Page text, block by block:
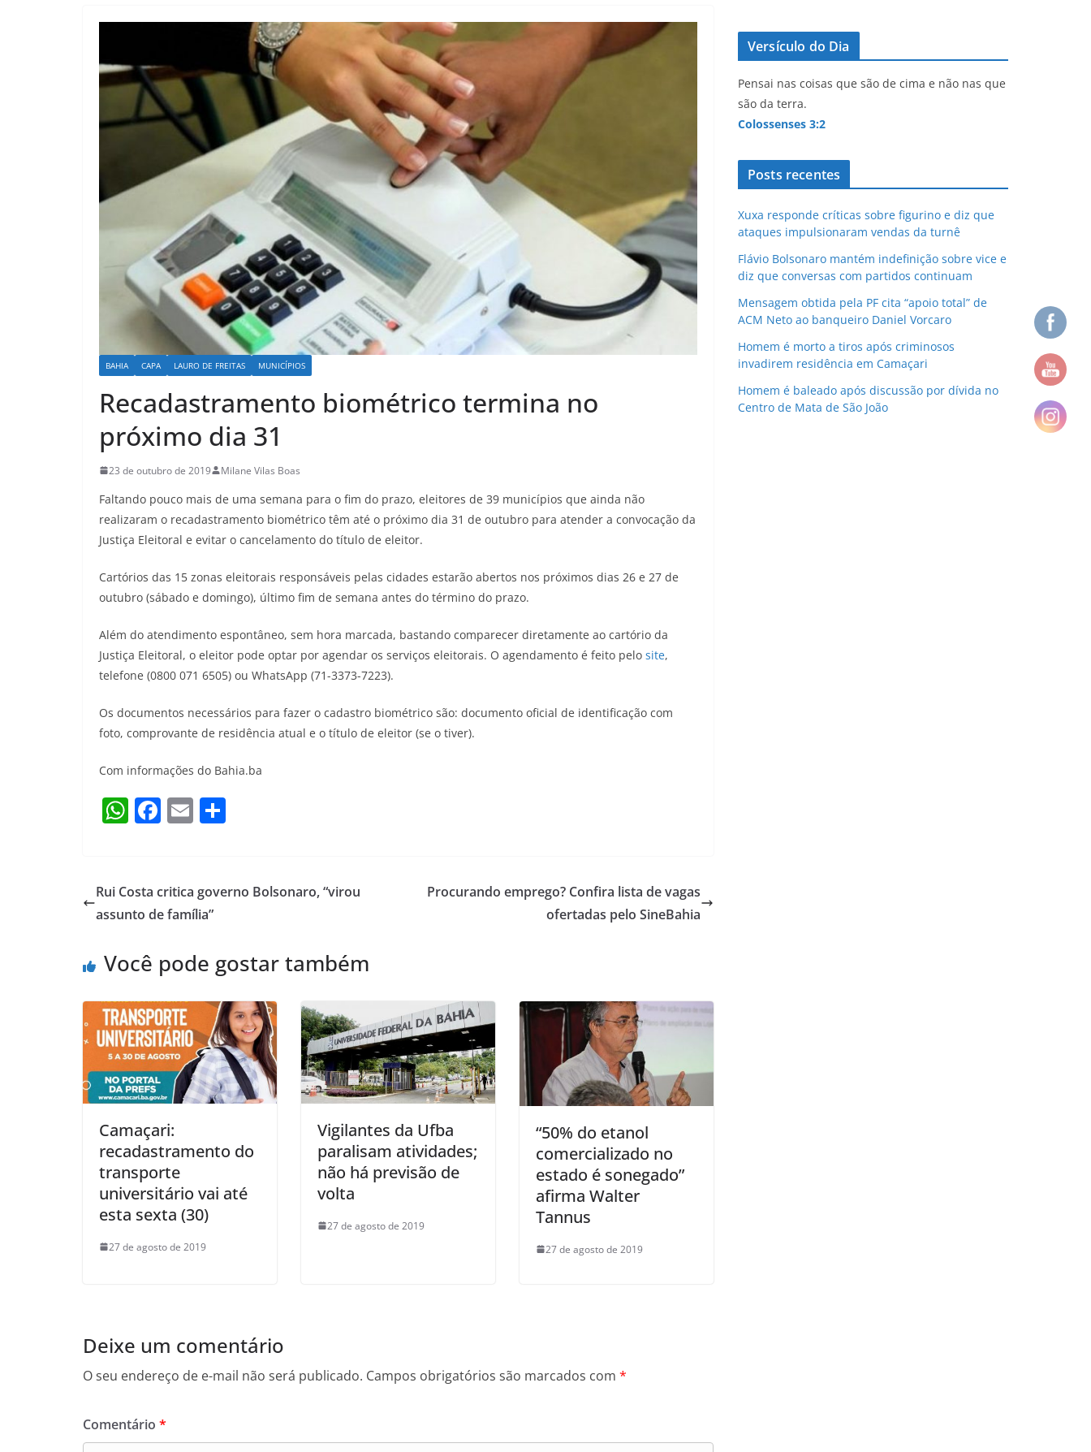
BAHIA CAPA LAURO DE FREITAS MUNICÍPIOS
Recadastramento biométrico termina no
próximo dia 31
23 de outubro de 2019 Milane Vilas Boas
Faltando pouco mais de uma semana para o fim do prazo, eleitores de 39 municípios que ainda não
realizaram o recadastramento biométrico têm até o próximo dia 31 de outubro para atender a convocação da
Justiça Eleitoral e evitar o cancelamento do título de eleitor.
Cartórios das 15 zonas eleitorais responsáveis pelas cidades estarão abertos nos próximos dias 26 e 27 de
outubro (sábado e domingo), último fim de semana antes do término do prazo.
Além do atendimento espontâneo, sem hora marcada, bastando comparecer diretamente ao cartório da
Justiça Eleitoral, o eleitor pode optar por agendar os serviços eleitorais. O agendamento é feito pelo site,
telefone (0800 071 6505) ou WhatsApp (71-3373-7223).
Os documentos necessários para fazer o cadastro biométrico são: documento oficial de identificação com
foto, comprovante de residência atual e o título de eleitor (se o tiver).
Com informações do Bahia.ba
W
s
A
p
F
e
b
o
k
E
l e
Rui Costa critica governo Bolsonaro, “virou
assunto de família”
Procurando emprego? Confira lista de vagas
ofertadas pelo SineBahia
Você pode gostar também
Camaçari:
recadastramento do
transporte
universitário vai até
esta sexta (30)
27 de agosto de 2019
Vigilantes da Ufba
paralisam atividades;
não há previsão de
volta
27 de agosto de 2019
“50% do etanol
comercializado no
estado é sonegado”
afirma Walter
Tannus
27 de agosto de 2019
Deixe um comentário
O seu endereço de e-mail não será publicado. Campos obrigatórios são marcados com *
Comentário *
Versículo do Dia
Pensai nas coisas que são de cima e não nas que
são da terra.
Colossenses 3:2
Posts recentes
Xuxa responde críticas sobre figurino e diz que
ataques impulsionaram vendas da turnê
Flávio Bolsonaro mantém indefinição sobre vice e
diz que conversas com partidos continuam
Mensagem obtida pela PF cita “apoio total” de
ACM Neto ao banqueiro Daniel Vorcaro
Homem é morto a tiros após criminosos
invadirem residência em Camaçari
Homem é baleado após discussão por dívida no
Centro de Mata de São João